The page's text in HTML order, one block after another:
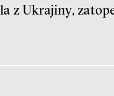
z Ukrajiny,